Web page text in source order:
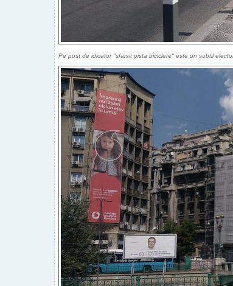
Pe post de idicator "sfarsit pista biciclete" este un subtil